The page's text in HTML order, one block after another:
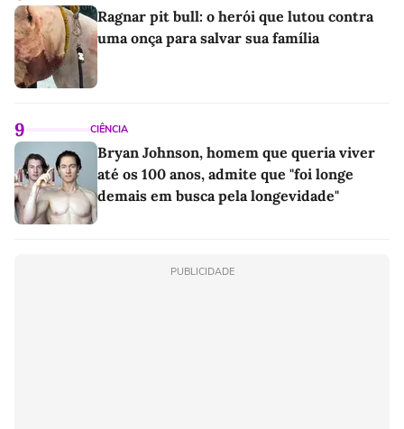
Ragnar pit bull: o herói que lutou contra
uma onça para salvar sua família
9 CIÊNCIA
Bryan Johnson, homem que queria viver
até os 100 anos, admite que "foi longe
demais em busca pela longevidade"
PUBLICIDADE